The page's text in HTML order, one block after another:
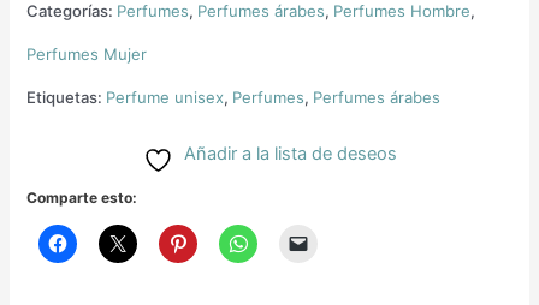
Categorías: Perfumes, Perfumes árabes, Perfumes Hombre,
Perfumes Mujer
Etiquetas: Perfume unisex, Perfumes, Perfumes árabes
Añadir a la lista de deseos
Comparte esto: